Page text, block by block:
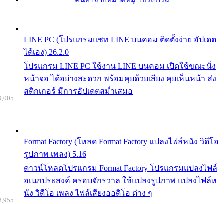
LINE PC (โปรแกรมแชท LINE บนคอม ติดตั้งง่าย อัปเดต
ได้เอง) 26.2.0
โปรแกรม LINE PC ใช้งาน LINE บนคอม เปิดใช้ขณะนั่ง
หน้าจอ ได้อย่างสะดวก พร้อมคุยด้วยเสียง คุยเห็นหน้า ส่ง
สติกเกอร์ มีการอัปเดตสม่ำเสมอ
Format Factory (โหลด Format Factory แปลงไฟล์หนัง วิดีโอ
รูปภาพ เพลง) 5.16
ดาวน์โหลดโปรแกรม Format Factory โปรแกรมแปลงไฟล์
อเนกประสงค์ ครอบจักรวาล ใช้แปลงรูปภาพ แปลงไฟล์ห
นัง วิดีโอ เพลง ไฟล์เสียงออดิโอ ต่าง ๆ